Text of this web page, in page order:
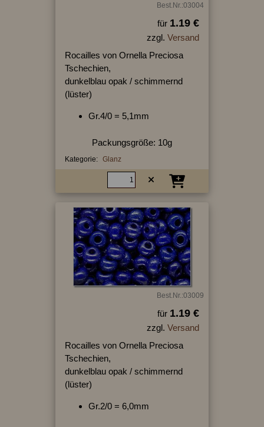
Best.Nr.:03004
für 1.19 €
zzgl. Versand
Rocailles von Ornella Preciosa
Tschechien,
dunkelblau opak / schimmernd
(lüster)
Gr.4/0 = 5,1mm
Packungsgröße: 10g
Kategorie: Glanz
Best.Nr.:03009
für 1.19 €
zzgl. Versand
Rocailles von Ornella Preciosa
Tschechien,
dunkelblau opak / schimmernd
(lüster)
Gr.2/0 = 6,0mm